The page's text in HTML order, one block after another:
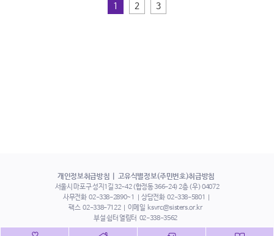
1 2 3
개인정보취급방침 고유식별정보(주민번호)취급방침
서울시 마포구 성지1길 32-42 (합정동 366-24) 2층 (우) 04072
사무전화 02-338-2890~1 상담전화 02-338-5801
팩스 02-338-7122 이메일 ksvrc@sisters.or.kr
부설 쉼터 열림터 02-338-3562